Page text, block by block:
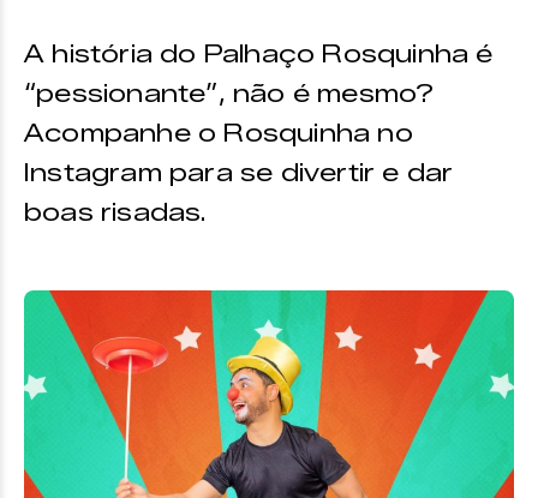
A história do Palhaço Rosquinha é
“pessionante”, não é mesmo?
Acompanhe o Rosquinha no
Instagram para se divertir e dar
boas risadas.